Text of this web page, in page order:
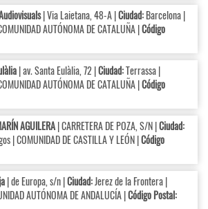
| Via Laietana, 48-A |Ciudad:Barcelona |
AUTÓNOMA DE CATALUÑA |Código
| av. Santa Eulàlia, 72 |Ciudad:Terrassa |
AUTÓNOMA DE CATALUÑA |Código
AGUILERA| CARRETERA DE POZA, S/N |Ciudad:
| COMUNIDAD DE CASTILLA Y LEÓN |Código
| de Europa, s/n |Ciudad:Jerez de la Frontera |
AUTÓNOMA DE ANDALUCÍA |Código Postal: